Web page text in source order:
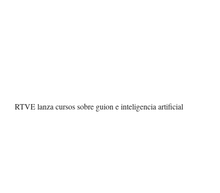
RTVE lanza cursos sobre guion e inteligencia artificial